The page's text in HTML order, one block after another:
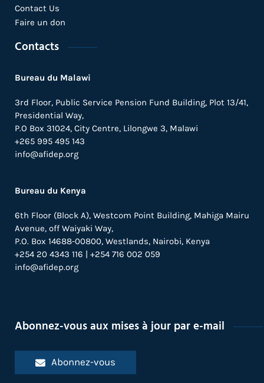
Contact Us
Faire un don
Contacts
Bureau du Malawi
3rd Floor, Public Service Pension Fund Building, Plot 13/41,
Presidential Way,
P.O Box 31024, City Centre, Lilongwe 3, Malawi
+265 995 495 143
info@afidep.org
Bureau du Kenya
6th Floor (Block A), Westcom Point Building, Mahiga Mairu
Avenue, off Waiyaki Way,
P.O. Box 14688-00800, Westlands, Nairobi, Kenya
+254 20 4343 116 | +254 716 002 059
info@afidep.org
Abonnez-vous aux mises à jour par e-mail
Abonnez-vous